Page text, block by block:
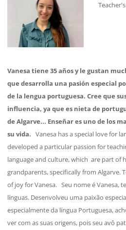
Vanesa tiene 35 años y le gustan
que desarrolla una pasión especial
de la lengua portuguesa. Cree que
influencia, ya que es nieta de
de Algarve... Enseñar es uno de los
su vida. Vanesa has a special love for
developed a particular passion for
language and culture, which are part of
grandparents, specifically from Algarve.
of joy for Vanesa. Seu nome é Vanesa,
línguas. Desenvolveu uma paixão
especialmente da língua Portuguesa,
ver com as suas origens, pois seu avô